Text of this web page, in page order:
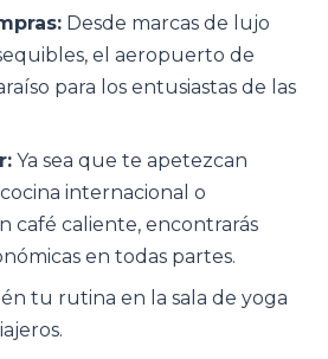
Desde marcas de lujo
el aeropuerto de
para los entusiastas de las
Ya sea que te apetezcan
internacional o
café caliente, encontrarás
en todas partes.
tu rutina en la sala de yoga